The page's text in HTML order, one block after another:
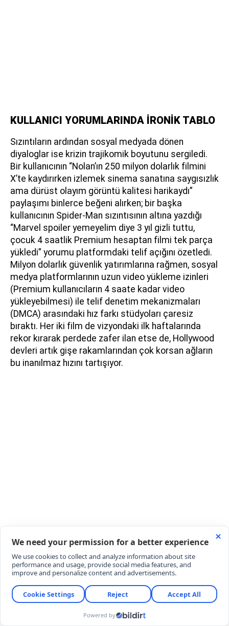
KULLANICI YORUMLARINDA İRONİK TABLO
Sızıntıların ardından sosyal medyada dönen
diyaloglar ise krizin trajikomik boyutunu sergiledi.
Bir kullanıcının “Nolan’ın 250 milyon dolarlık filmini
X’te kaydırırken izlemek sinema sanatına saygısızlık
ama dürüst olayım görüntü kalitesi harikaydı”
paylaşımı binlerce beğeni alırken; bir başka
kullanıcının Spider-Man sızıntısının altına yazdığı
“Marvel spoiler yemeyelim diye 3 yıl gizli tuttu,
çocuk 4 saatlik Premium hesaptan filmi tek parça
yükledi” yorumu platformdaki telif açığını özetledi.
Milyon dolarlık güvenlik yatırımlarına rağmen, sosyal
medya platformlarının uzun video yükleme izinleri
(Premium kullanıcıların 4 saate kadar video
yükleyebilmesi) ile telif denetim mekanizmaları
(DMCA) arasındaki hız farkı stüdyoları çaresiz
bıraktı. Her iki film de vizyondaki ilk haftalarında
rekor kırarak perdede zafer ilan etse de, Hollywood
devleri artık gişe rakamlarından çok korsan ağların
bu inanılmaz hızını tartışıyor.
YAZ SİNEMASININ GİŞE DEVLERİ
dünyada hem de Türkiye’de rekor üstüne rekor
New Day’, küresel gişede 6 günde 1 milyar dolar